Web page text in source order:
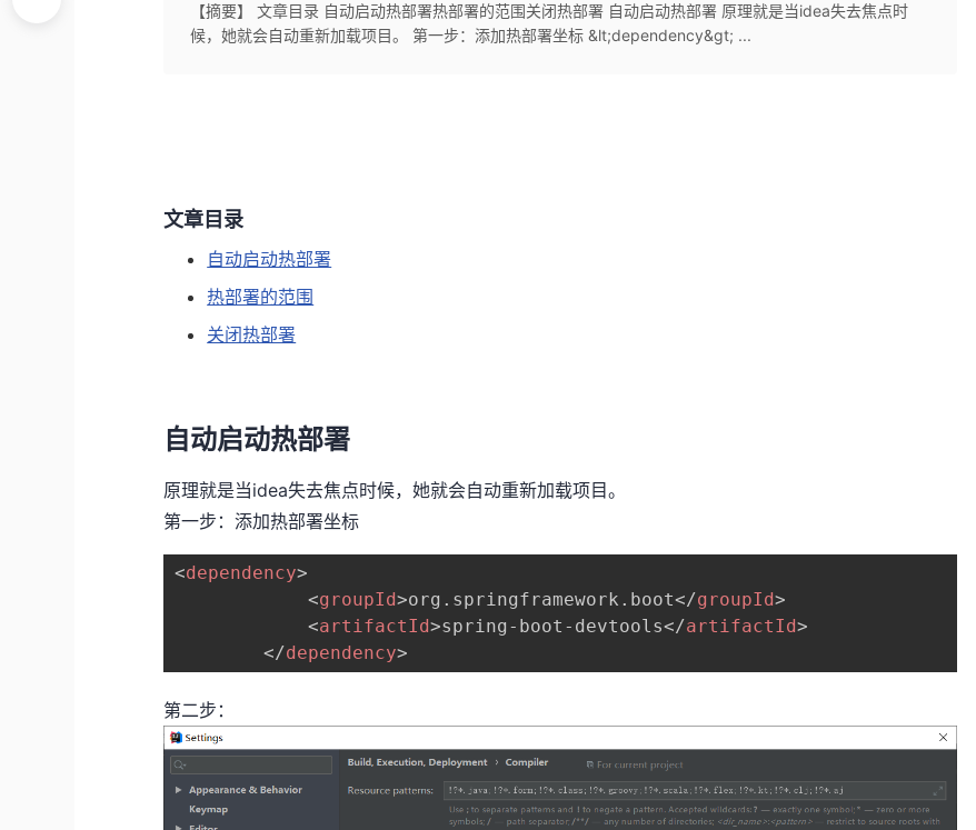
【摘要】 文章目录 自动启动热部署热部署的范围关闭热部署 自动启动热部署 原理就是当idea失去焦点时
候，她就会自动重新加载项目。 第一步：添加热部署坐标 &lt;dependency&gt; ...
文章目录
自动启动热部署
热部署的范围
关闭热部署
自动启动热部署
原理就是当idea失去焦点时候，她就会自动重新加载项目。
第一步：添加热部署坐标
<dependency>
<groupId>org.springframework.boot</groupId>
<artifactId>spring-boot-devtools</artifactId>
</dependency>
第二步：